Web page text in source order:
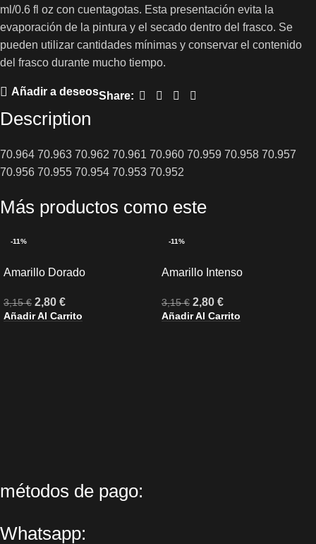
ml/0.6 fl oz con cuentagotas. Esta presentación evita la
evaporación de la pintura y el secado dentro del frasco. Se
pueden utilizar cantidades mínimas y conservar el contenido
del frasco durante mucho tiempo.
Añadir a deseosShare:
Description
70.964 70.963 70.962 70.961 70.960 70.959 70.958 70.957
70.956 70.955 70.954 70.953 70.952
Más productos como este
-11%
Amarillo Dorado
3,15€ 2,80 €
Añadir Al Carrito
-11%
Amarillo Intenso
3,15€ 2,80 €
Añadir Al Carrito
métodos de pago:
Whatsapp: